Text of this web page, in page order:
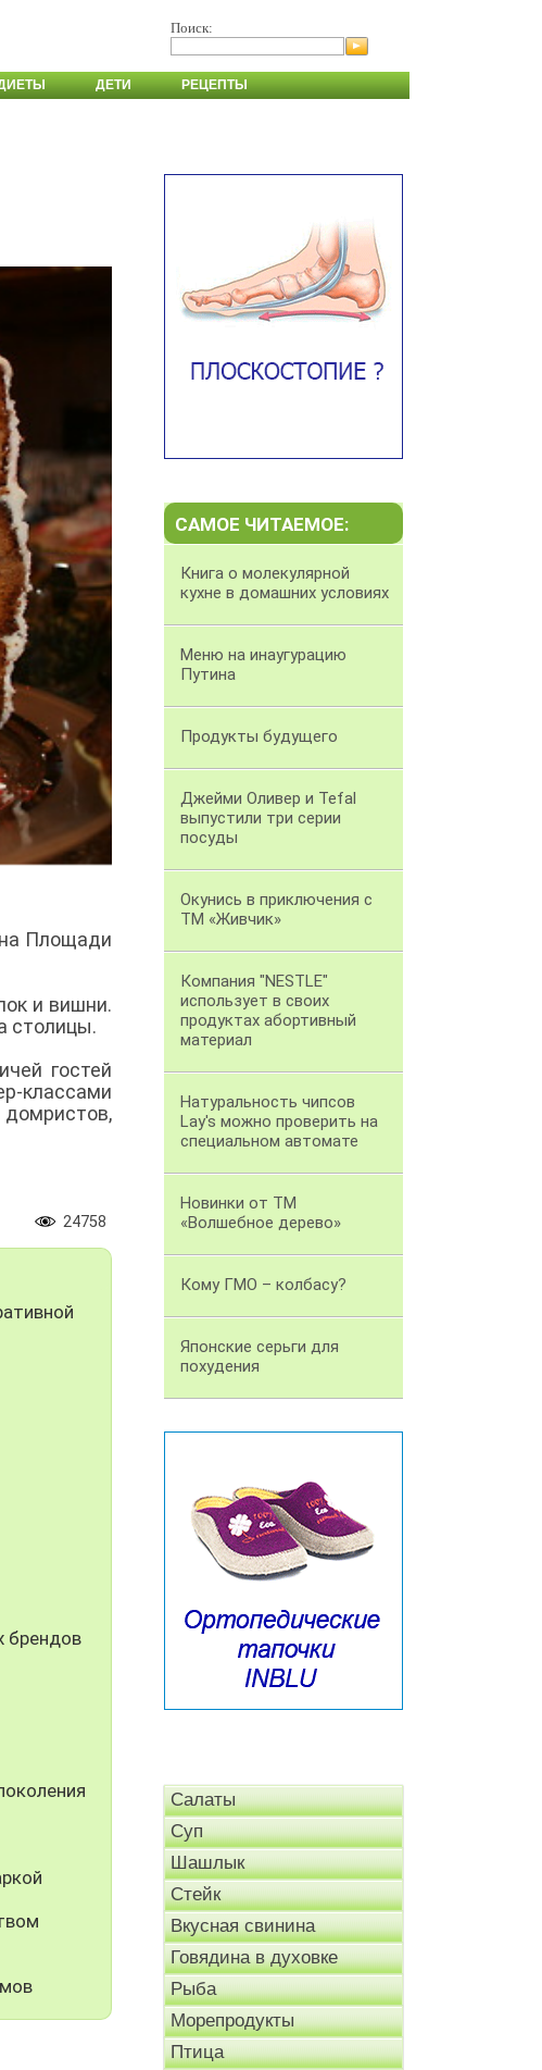
Поиск:
ДЕТИ РЕЦЕПТЫ
Площади
и вишни.
столицы.
гостей
классами
домристов,
24758
брендов
САМОЕ ЧИТАЕМОЕ:
Книга о молекулярной
кухне в домашних условиях
Меню на инаугурацию
Путина
Продукты будущего
Джейми Оливер и Tefal
выпустили три серии
посуды
Окунись в приключения с
ТМ «Живчик»
Компания "NESTLE"
использует в своих
продуктах абортивный
материал
Натуральность чипсов
Lay's можно проверить на
специальном автомате
Новинки от ТМ
«Волшебное дерево»
Кому ГМО – колбасу?
Японские серьги для
похудения
Салаты
Суп
Шашлык
Стейк
Вкусная свинина
Говядина в духовке
Рыба
Морепродукты
Птица